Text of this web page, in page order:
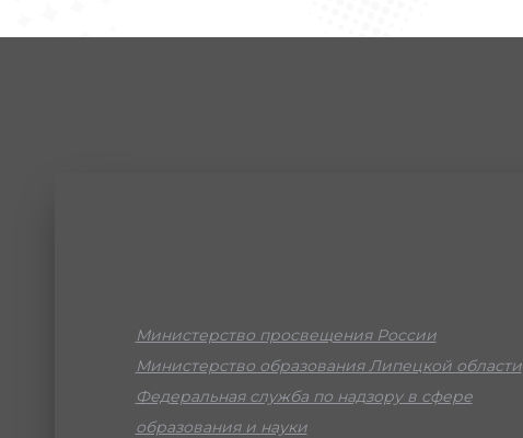
Министерство просвещения России
Министерство образования Липецкой области
Федеральная служба по надзору в сфере
образования и науки